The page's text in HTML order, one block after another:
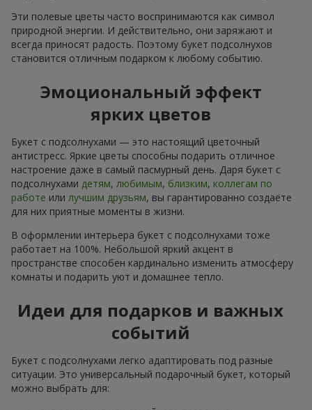
Эти полевые цветы часто воспринимаются как символ
природной энергии. И действительно, они заряжают и
всегда приносят радость. Поэтому букет подсолнухов
становится отличным подарком к любому событию.
Эмоциональный эффект
ярких цветов
Букет с подсолнухами — это настоящий цветочный
антистресс. Яркие цветы способны подарить отличное
настроение даже в самый пасмурный день. Даря букет с
подсолнухами детям, любимым, близким, коллегам по
работе или лучшим друзьям, вы гарантированно создаёте
для них приятные моменты в жизни.
В оформлении интерьера букет с подсолнухами тоже
работает на 100%. Небольшой яркий акцент в
пространстве способен кардинально изменить атмосферу
комнаты и подарить уют и домашнее тепло.
Идеи для подарков и важных
событий
Букет с подсолнухами легко адаптировать под разные
ситуации. Это универсальный подарочный букет, который
можно выбрать для: